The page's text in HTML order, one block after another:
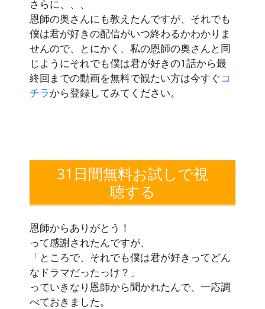
さらに、、、
恩師の奥さんにも教えたんですが、それでも
僕は君が好きの配信がいつ終わるかわかりま
せんので、とにかく、私の恩師の奥さんと同
じようにそれでも僕は君が好きの1話から最
終回までの動画を無料で観たい方は今すぐコ
チラから登録してみてください。
31日間無料お試しで視
聴する
恩師からありがとう！
って感謝されたんですが、
「ところで、それでも僕は君が好きってどん
なドラマだったっけ？」
っていきなり恩師から聞かれたんで、一応調
べておきました。